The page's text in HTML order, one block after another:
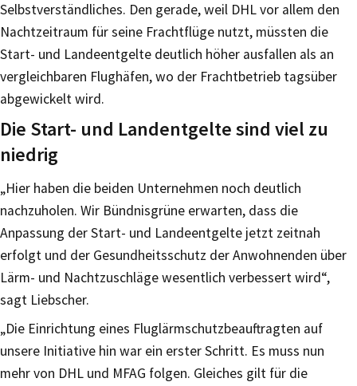
Selbstverständliches. Den gerade, weil DHL vor allem den
Nachtzeitraum für seine Frachtflüge nutzt, müssten die
Start- und Landeentgelte deutlich höher ausfallen als an
vergleichbaren Flughäfen, wo der Frachtbetrieb tagsüber
abgewickelt wird.
Die Start- und Landentgelte sind viel zu
niedrig
„Hier haben die beiden Unternehmen noch deutlich
nachzuholen. Wir Bündnisgrüne erwarten, dass die
Anpassung der Start- und Landeentgelte jetzt zeitnah
erfolgt und der Gesundheitsschutz der Anwohnenden über
Lärm- und Nachtzuschläge wesentlich verbessert wird“,
sagt Liebscher.
„Die Einrichtung eines Fluglärmschutzbeauftragten auf
unsere Initiative hin war ein erster Schritt. Es muss nun
mehr von DHL und MFAG folgen. Gleiches gilt für die